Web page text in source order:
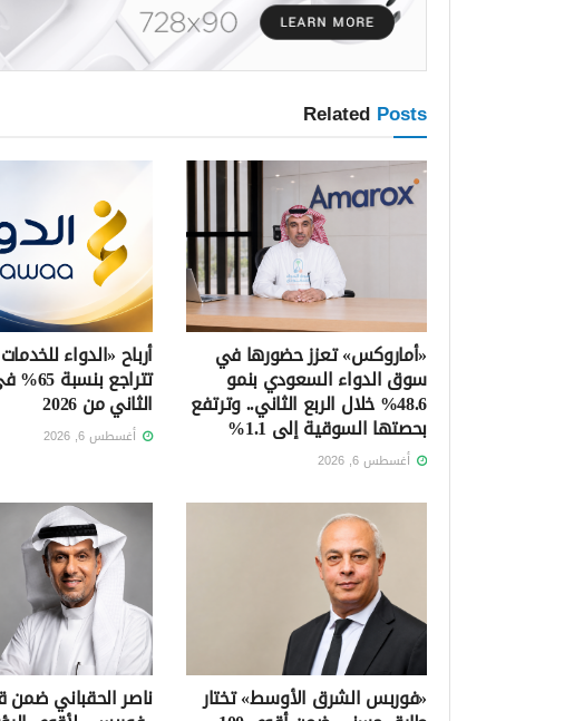
Related Posts
«أماروكس» تعزز حضورها في
سوق الدواء السعودي بنمو
48.6% خلال الربع الثاني.. وترتفع
بحصتها السوقية إلى 1.1%
أغسطس 6, 2026
أرباح «الدواء
تتراجع
الثاني من 2026
أغسطس 6, 2026
«فوربس الشرق الأوسط» تختار ناصر الحقباني ضمن